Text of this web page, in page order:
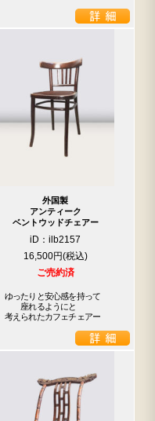
外国製
アンティーク
ベントウッドチェアー
iD：ilb2157
16,500円
ご売約済
ゆったりと安心感を持って
座れるようにと
考えられたカフェチェアー